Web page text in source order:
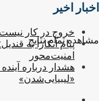
مشاهده تمام نتایج
اخبار اخیر
خروج در کار
پیام آنکارا به
امنیت‌محور
هشدار درباره
«لیبیایی‌شدن»